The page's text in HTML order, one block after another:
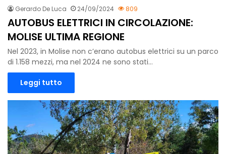
Gerardo De Luca 24/09/2024 809
AUTOBUS ELETTRICI IN CIRCOLAZIONE:
MOLISE ULTIMA REGIONE
Nel 2023, in Molise non c’erano autobus elettrici su un parco
di 1.158 mezzi, ma nel 2024 ne sono stati…
Leggi tutto